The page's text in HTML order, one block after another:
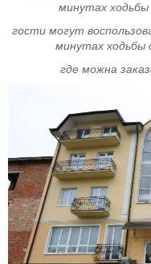
минутах
гости могут
минутах ходьбы
где можна